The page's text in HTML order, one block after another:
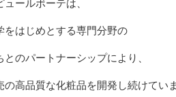
ュールボーテは、
をはじめとする専門分野の
とのパートナーシップにより、
の高品質な化粧品を開発し続けていま